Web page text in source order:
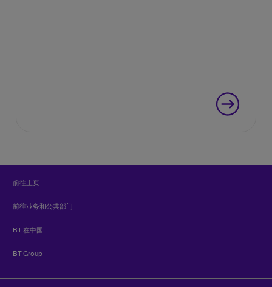
前往主页
前往业务和公共部门
BT 在中国
BT Group